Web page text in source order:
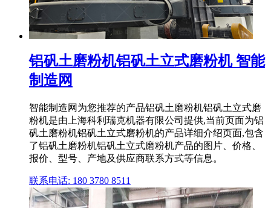
铝矾土磨粉机铝矾土立式磨粉机 智能
制造网
智能制造网为您推荐的产品铝矾土磨粉机铝矾土立式磨
粉机是由上海科利瑞克机器有限公司提供,当前页面为铝
矾土磨粉机铝矾土立式磨粉机的产品详细介绍页面,包含
了铝矾土磨粉机铝矾土立式磨粉机产品的图片、价格、
报价、型号、产地及供应商联系方式等信息。
联系电话: 180 3780 8511